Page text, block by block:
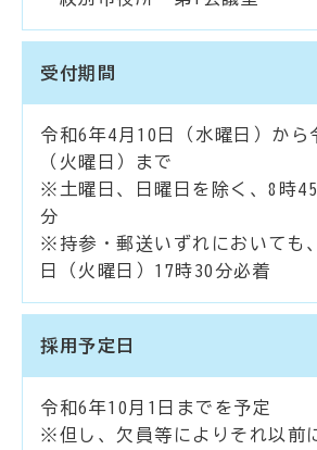
受付期間
令和6年4月10日（水曜日）から
（火曜日）まで
※土曜日、日曜日を除く、8時
分
※持参・郵送いずれにおいても
日（火曜日）17時30分必着
採用予定日
令和6年10月1日までを予定
※但し、欠員等によりそれ以前